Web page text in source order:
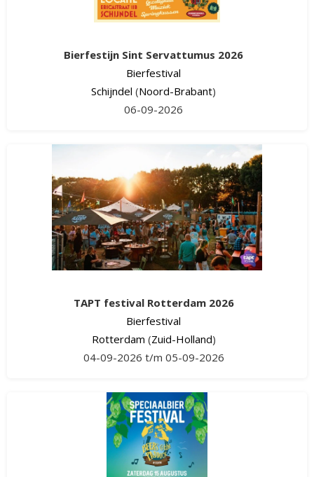
Bierfestijn Sint Servattumus 2026
Bierfestival
Schijndel (Noord-Brabant)
06-09-2026
TAPT festival Rotterdam 2026
Bierfestival
Rotterdam (Zuid-Holland)
04-09-2026 t/m 05-09-2026